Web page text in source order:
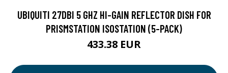
UBIQUITI 27DBI 5 GHZ HI-GAIN REFLECTOR DISH FOR
PRISMSTATION ISOSTATION (5-PACK)
433.38 EUR